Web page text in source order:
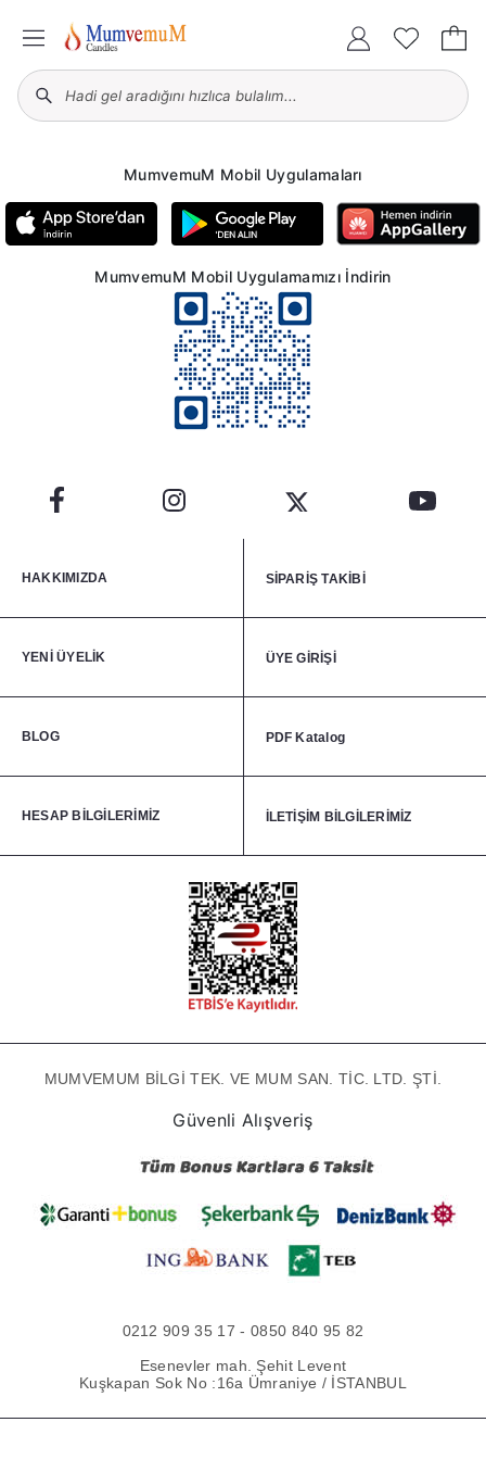
MumvemuM Mobil Uygulamaları
MumvemuM Mobil Uygulamamızı İndirin
HAKKIMIZDA SİPARİŞ TAKİBİ
YENİ ÜYELİK ÜYE GİRİŞİ
BLOG PDF Katalog
HESAP BİLGİLERİMİZ İLETİŞİM BİLGİLERİMİZ
MUMVEMUM BİLGİ TEK. VE MUM SAN. TİC. LTD. ŞTİ.
Güvenli Alışveriş
0212 909 35 17 - 0850 840 95 82
Esenevler mah. Şehit Levent
Kuşkapan Sok No :16a Ümraniye / İSTANBUL